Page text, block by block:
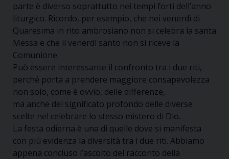
parte è diverso soprattutto nei tempi forti dell’anno
liturgico. Ricordo, per esempio, che nei venerdì di
Quaresima in rito ambrosiano non si celebra la santa
Messa e che il venerdì santo non si riceve la
Comunione.
Può essere interessante il confronto tra i due riti,
perché porta a prendere maggiore consapevolezza
non solo, come è ovvio, delle differenze,
ma anche del significato profondo delle diverse
scelte nel celebrare lo stesso mistero di Dio.
La festa odierna è una di quelle dove si manifesta
con più evidenza la diversità tra i due riti. Abbiamo
appena concluso l’ascolto del racconto della